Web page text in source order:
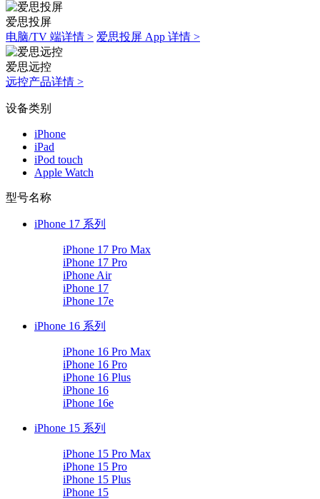
爱思投屏
电脑/TV 端详情 > 爱思投屏 App 详情 >
爱思远控
远控产品详情 >
设备类别
iPhone
iPad
iPod touch
Apple Watch
型号名称
iPhone 17 系列
iPhone 17 Pro Max
iPhone 17 Pro
iPhone Air
iPhone 17
iPhone 17e
iPhone 16 系列
iPhone 16 Pro Max
iPhone 16 Pro
iPhone 16 Plus
iPhone 16
iPhone 16e
iPhone 15 系列
iPhone 15 Pro Max
iPhone 15 Pro
iPhone 15 Plus
iPhone 15